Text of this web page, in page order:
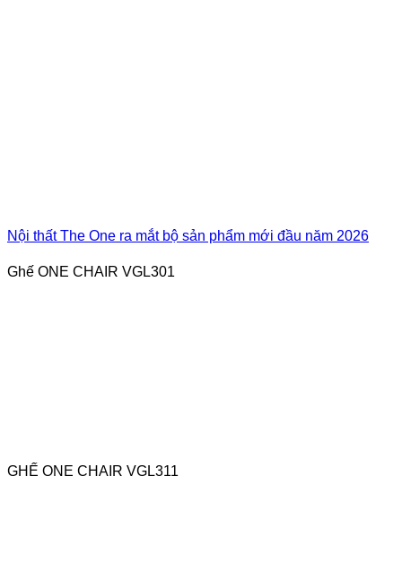
Nội thất The One ra mắt bộ sản phẩm mới đầu năm 2026
Ghế ONE CHAIR VGL301
GHẾ ONE CHAIR VGL311